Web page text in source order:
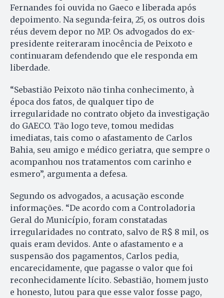
Fernandes foi ouvida no Gaeco e liberada após
depoimento. Na segunda-feira, 25, os outros dois
réus devem depor no MP. Os advogados do ex-
presidente reiteraram inocência de Peixoto e
continuaram defendendo que ele responda em
liberdade.
“Sebastião Peixoto não tinha conhecimento, à
época dos fatos, de qualquer tipo de
irregularidade no contrato objeto da investigação
do GAECO. Tão logo teve, tomou medidas
imediatas, tais como o afastamento de Carlos
Bahia, seu amigo e médico geriatra, que sempre o
acompanhou nos tratamentos com carinho e
esmero”, argumenta a defesa.
Segundo os advogados, a acusação esconde
informações. “De acordo com a Controladoria
Geral do Município, foram constatadas
irregularidades no contrato, salvo de R$ 8 mil, os
quais eram devidos. Ante o afastamento e a
suspensão dos pagamentos, Carlos pedia,
encarecidamente, que pagasse o valor que foi
reconhecidamente lícito. Sebastião, homem justo
e honesto, lutou para que esse valor fosse pago,